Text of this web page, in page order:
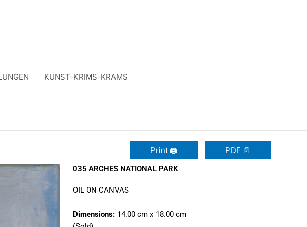
KUNST-KRIMS-KRAMS
Print 🖨
PDF 📄
035 ARCHES NATIONAL PARK
OIL ON CANVAS
Dimensions:14.00 cm x 18.00 cm